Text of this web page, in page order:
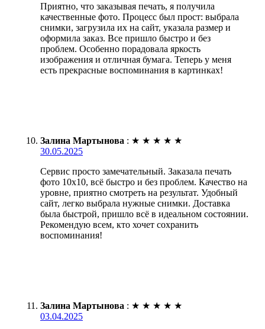
Приятно, что заказывая печать, я получила
качественные фото. Процесс был прост: выбрала
снимки, загрузила их на сайт, указала размер и
оформила заказ. Все пришло быстро и без
проблем. Особенно порадовала яркость
изображения и отличная бумага. Теперь у меня
есть прекрасные воспоминания в картинках!
Залина Мартынова : ★ ★ ★ ★ ★
30.05.2025
Сервис просто замечательный. Заказала печать
фото 10х10, всё быстро и без проблем. Качество на
уровне, приятно смотреть на результат. Удобный
сайт, легко выбрала нужные снимки. Доставка
была быстрой, пришло всё в идеальном состоянии.
Рекомендую всем, кто хочет сохранить
воспоминания!
Залина Мартынова : ★ ★ ★ ★ ★
03.04.2025